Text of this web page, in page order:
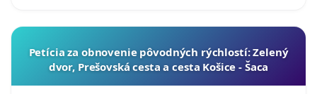
​Petícia za obnovenie pôvodných rýchlostí: Zelený
dvor, Prešovská cesta a cesta Košice - Šaca